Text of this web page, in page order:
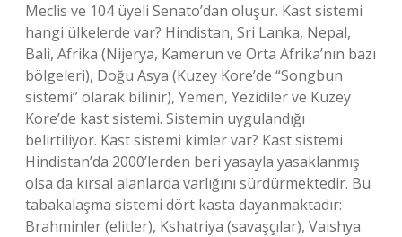
Meclis ve 104 üyeli Senato’dan oluşur. Kast sistemi
hangi ülkelerde var? Hindistan, Sri Lanka, Nepal,
Bali, Afrika (Nijerya, Kamerun ve Orta Afrika’nın bazı
bölgeleri), Doğu Asya (Kuzey Kore’de “Songbun
sistemi” olarak bilinir), Yemen, Yezidiler ve Kuzey
Kore’de kast sistemi. Sistemin uygulandığı
belirtiliyor. Kast sistemi kimler var? Kast sistemi
Hindistan’da 2000’lerden beri yasayla yasaklanmış
olsa da kırsal alanlarda varlığını sürdürmektedir. Bu
tabakalaşma sistemi dört kasta dayanmaktadır:
Brahminler (elitler), Kshatriya (savaşçılar), Vaishya